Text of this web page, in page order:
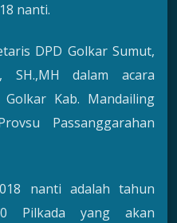
nanti.
DPD Golkar Sumut,
SH.,MH dalam acara
Kab. Mandailing
Passanggarahan
nanti adalah tahun
Pilkada yang akan